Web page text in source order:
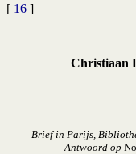
[ 16 ]
Christiaan
Brief in Parijs,
Antwoord op